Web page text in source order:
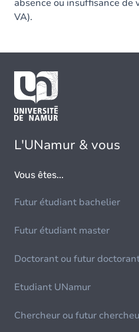
absence ou insuffisance de
VA).
L'UNamur & vous
Vous êtes...
Futur étudiant bachelier
Futur étudiant master
Doctorant ou futur
Etudiant UNamur
Chercheur ou futur